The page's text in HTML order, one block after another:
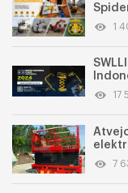
1
17
7